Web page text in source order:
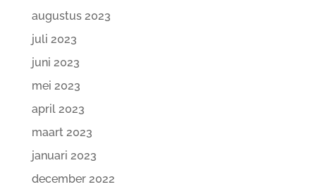
augustus 2023
juli 2023
juni 2023
mei 2023
april 2023
maart 2023
januari 2023
december 2022